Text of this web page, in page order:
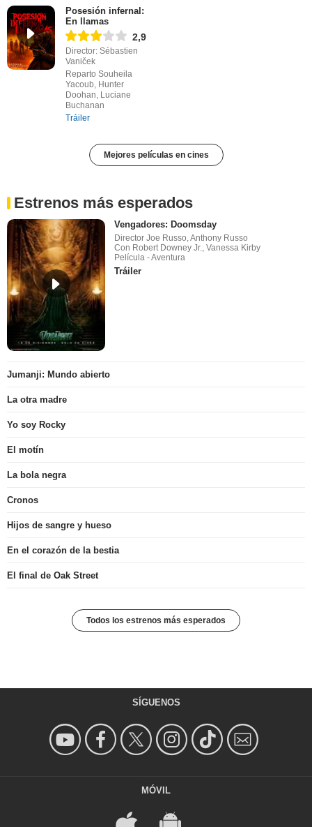
Posesión infernal:
En llamas
2,9
Director: Sébastien
Vaniček
Reparto Souheila
Yacoub, Hunter
Doohan, Luciane
Buchanan
Tráiler
Mejores películas en cines
Estrenos más esperados
Vengadores: Doomsday
Director Joe Russo, Anthony Russo
Con Robert Downey Jr., Vanessa Kirby
Película - Aventura
Tráiler
Jumanji: Mundo abierto
La otra madre
Yo soy Rocky
El motín
La bola negra
Cronos
Hijos de sangre y hueso
En el corazón de la bestia
El final de Oak Street
Todos los estrenos más esperados
SÍGUENOS
MÓVIL